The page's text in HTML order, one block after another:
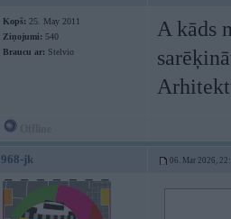
Kopš: 25. May 2011
Ziņojumi: 540
Braucu ar: Stelvio
A kāds
968-jk 06. Mar 2026,